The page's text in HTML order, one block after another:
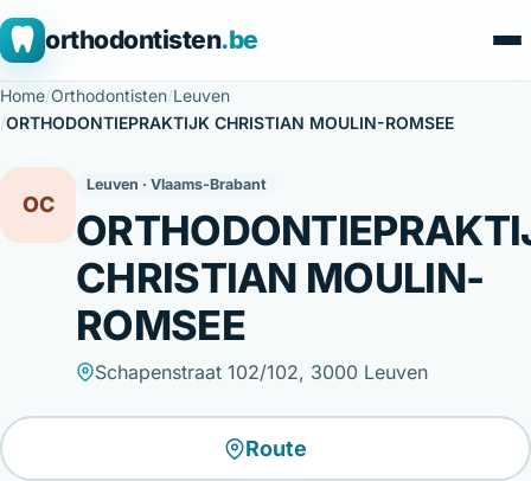
orthodontisten.be
Home/Orthodontisten/Leuven
/ORTHODONTIEPRAKTIJK CHRISTIAN MOULIN-ROMSEE
OC
Leuven · Vlaams-Brabant
CHRISTIAN MOULIN-
ROMSEE
Schapenstraat 102/102, 3000 Leuven
Route